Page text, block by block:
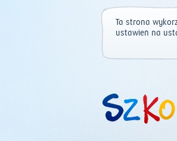
Ta strona
ustawień na